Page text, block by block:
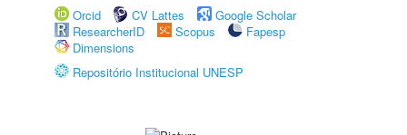
Orcid
CV Lattes
Google Scholar
ResearcherID
Scopus
Fapesp
Dimensions
Repositório Institucional UNESP